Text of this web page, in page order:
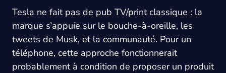
Tesla ne fait pas de pub TV/print classique : la
marque s’appuie sur le bouche-à-oreille, les
tweets de Musk, et la communauté. Pour un
téléphone, cette approche fonctionnerait
probablement à condition de proposer un produit